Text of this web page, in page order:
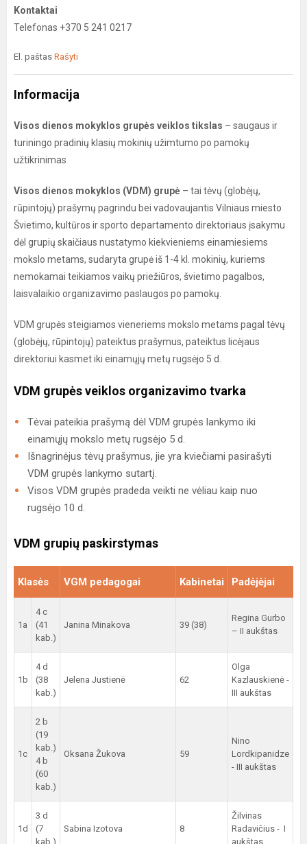
Kontaktai
Telefonas +370 5 241 0217
El. paštas Rašyti
Informacija
Visos dienos mokyklos grupės veiklos tikslas – saugaus ir
turiningo pradinių klasių mokinių užimtumo po pamokų
užtikrinimas
Visos dienos mokyklos (VDM) grupė – tai tėvų (globėjų,
rūpintojų) prašymų pagrindu bei vadovaujantis Vilniaus miesto
Švietimo, kultūros ir sporto departamento direktoriaus įsakymu
dėl grupių skaičiaus nustatymo kiekvieniems einamiesiems
mokslo metams, sudaryta grupė iš 1-4 kl. mokinių, kuriems
nemokamai teikiamos vaikų priežiūros, švietimo pagalbos,
laisvalaikio organizavimo paslaugos po pamokų.
VDM grupės steigiamos vieneriems mokslo metams pagal tėvų
(globėjų, rūpintojų) pateiktus prašymus, pateiktus licėjaus
direktoriui kasmet iki einamųjų metų rugsėjo 5 d.
VDM grupės veiklos organizavimo tvarka
Tėvai pateikia prašymą dėl VDM grupės lankymo iki
einamųjų mokslo metų rugsėjo 5 d.
Išnagrinėjus tėvų prašymus, jie yra kviečiami pasirašyti
VDM grupės lankymo sutartį.
Visos VDM grupės pradeda veikti ne vėliau kaip nuo
rugsėjo 10 d.
VDM grupių paskirstymas
Klasės VGM pedagogai Kabinetai Padėjėjai
1a
4 c
(41
kab.)
Janina Minakova 39 (38)
Regina Gurbo
– II aukštas
1b
4 d
(38
kab.)
Jelena Justienė 62
Olga
Kazlauskienė -
III aukštas
1c
2 b
(19
kab.)
4 b
(60
kab.)
Oksana Žukova 59
Nino
Lordkipanidze
- III aukštas
1d
3 d
(7
kab.)
Sabina Izotova 8
Žilvinas
Radavičius - I
aukštas